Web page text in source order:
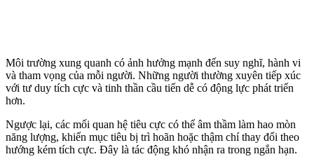
Môi trường xung quanh có ảnh hưởng mạnh đến suy nghĩ, hành vi
và tham vọng của mỗi người. Những người thường xuyên tiếp xúc
với tư duy tích cực và tinh thần cầu tiến dễ có động lực phát triển
hơn.
Ngược lại, các mối quan hệ tiêu cực có thể âm thầm làm hao mòn
năng lượng, khiến mục tiêu bị trì hoãn hoặc thậm chí thay đổi theo
hướng kém tích cực. Đây là tác động khó nhận ra trong ngắn hạn.